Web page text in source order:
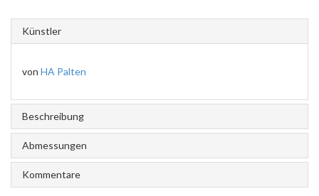
Künstler
von HA Palten
Beschreibung
Abmessungen
Kommentare